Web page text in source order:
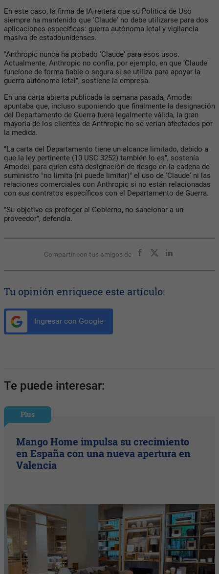
En este caso, la firma de IA reitera que su Política de Uso
siempre ha mantenido que 'Claude' no debe utilizarse para dos
aplicaciones específicas: guerra autónoma letal y vigilancia
masiva de estadounidenses.
"Anthropic nunca ha probado 'Claude' para esos usos.
Actualmente, Anthropic no confía, por ejemplo, en que 'Claude'
funcione de forma fiable o segura si se utiliza para apoyar la
guerra autónoma letal", sostiene la empresa.
En una carta abierta publicada la semana pasada, Amodei
apuntaba que, incluso suponiendo que finalmente la designación
del Departamento de Guerra fuera legalmente válida, la gran
mayoría de los clientes de Anthropic no se verían afectados por
la medida.
"La carta del Departamento tiene un alcance limitado, debido a
que la ley pertinente (10 USC 3252) también lo es", sostenía
Amodei, para quien esta designación de riesgo en la cadena de
suministro "no limita (ni puede limitar)" el uso de 'Claude' ni las
relaciones comerciales con Anthropic si no están relacionadas
con sus contratos específicos con el Departamento de Guerra.
"Su objetivo es proteger al Gobierno, no sancionar a un
proveedor", defendía.
Compartir con tus amigos de
Tu opinión enriquece este artículo:
Ingresar con Google
Te puede interesar:
Plus
Mango Home impulsa su crecimiento
en España con una nueva apertura en
Valencia